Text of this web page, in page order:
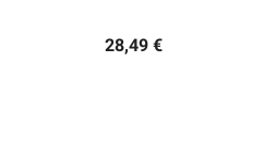
28,49 €